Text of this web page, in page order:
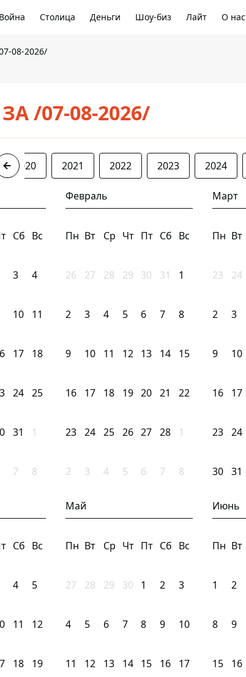
Война Столица Деньги Шоу-биз Лайт О нас
08-2026/
/07-08-2026/
2020 2021 2022 2023 2024
Сб Вс
3 4
10 11
17 18
24 25
31 1
7 8
Февраль
Пн Вт Ср Чт Пт Сб Вс
26 27 28 29 30 31 1
2 3 4 5 6 7 8
9 10 11 12 13 14 15
16 17 18 19 20 21 22
23 24 25 26 27 28 1
2 3 4 5 6 7 8
Март
Пн Вт
23 24
2 3
9 10
16 17
23 24
30 31
Сб Вс
4 5
11 12
18 19
Май
Пн Вт Ср Чт Пт Сб Вс
27 28 29 30 1 2 3
4 5 6 7 8 9 10
11 12 13 14 15 16 17
Июнь
Пн Вт
1 2
8 9
15 16